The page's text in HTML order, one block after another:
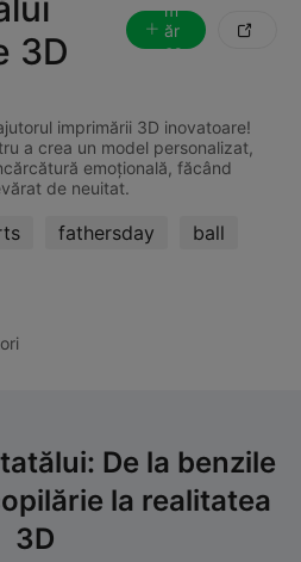
3D
m
ăr
eș

imprimării 3D inovatoare!
a crea un model personalizat,
emoțională, făcând
fathersday
ball
De la benzile
la realitatea
3D